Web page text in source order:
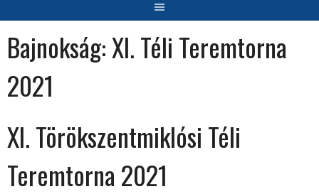
Bajnokság:XI. Téli Teremtorna
2021
XI. Törökszentmiklósi Téli
Teremtorna 2021